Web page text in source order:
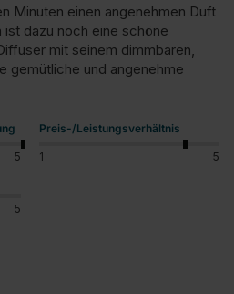
Minuten einen angenehmen Duft
ist dazu noch eine schöne
mit seinem dimmbaren,
gemütliche und angenehme
5
Preis-/Leistungsverhältnis
1
5
5